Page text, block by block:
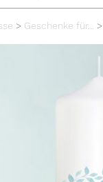
> Geschenke für... >